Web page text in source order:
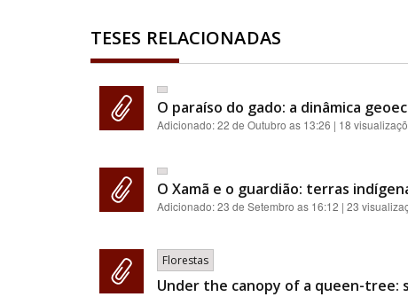
TESES RELACIONADAS
O paraíso do gado: a dinâmica
Adicionado:22 de Outubro as 13:26 | 18
O Xamã e o guardião: terras
Adicionado:23 de Setembro as 16:12 | 23
Florestas
Under the canopy of a queen-tree: